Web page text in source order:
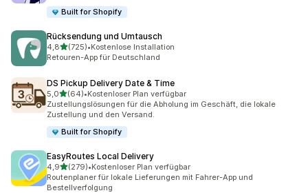
Built for Shopify
Rücksendung und Umtausch
4,8von 5 Sternen
(725)
725 Rezensionen insgesamt
•Kostenlose Installation
Retouren-App für Deutschland
DS Pickup Delivery Date & Time
5,0von 5 Sternen
(64)
64 Rezensionen insgesamt
•Kostenloser Plan verfügbar
Zustellungslösungen für die Abholung im Geschäft, die lokale
Zustellung und den Versand.
Built for Shopify
EasyRoutes Local Delivery
4,9von 5 Sternen
(279)
279 Rezensionen insgesamt
•Kostenloser Plan verfügbar
Routenplaner für lokale Lieferungen mit Fahrer-App und
Bestellverfolgung